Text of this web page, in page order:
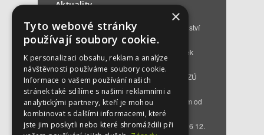
Aktuality
Renovační pasy budov a dotační poradenství
12. 6. 2026
Přehled hlavních změn a nových podmínek
NZÚ 2026 28. 5. 2026
Kompenzace za projektovou přípravu v NZÚ
2025
25. 3. 2026
Novinky v programu Nová zelená úsporám od
roku 2026 16. 3. 2026
Bezplatné poradenství EKIS od 01.01.2026 12.
×
Tyto webové stránky
používají soubory cookie.
K personalizaci obsahu, reklam a analýze
návštěvnosti používáme soubory cookie.
Informace o vašem používání našich
stránek také sdílíme s našimi reklamními a
analytickými partnery, kteří je mohou
kombinovat s dalšími informacemi, které
jste jim poskytli nebo které shromáždili při